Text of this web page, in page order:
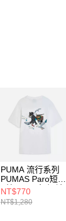
PUMA 流行系列
PUMAS Paro短袖
T恤(N) 男女 短袖
上衣 63125302
NT$770
NT$1,280